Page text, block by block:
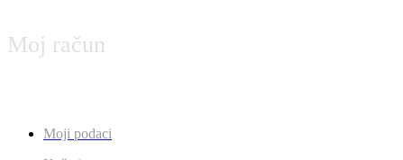
Moj račun
Moji podaci